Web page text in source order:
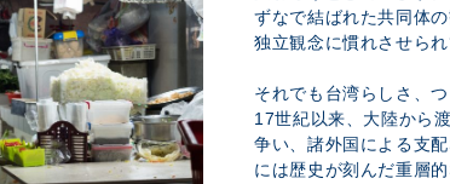
ずなで結ばれた共同体
独立観念に慣れさせられ
それでも台湾らしさ、
17世紀以来、大陸から
争い、諸外国による支
には歴史が刻んだ重層